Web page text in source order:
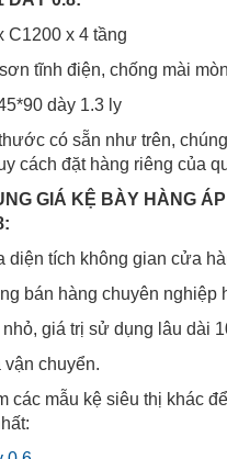
C1200 x 4 tầng
tĩnh điện, chống mài mòn
dày 1.3 ly
có sẵn như trên,
cách đặt hàng riêng của
GIÁ KỆ BÀY HÀNG
diện tích không gian cửa
bán hàng chuyên nghiệp
giá trị sử dụng lâu dài
vận chuyển.
các mẫu kệ siêu thị khác